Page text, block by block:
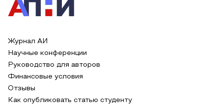
Журнал АИ
Научные конференции
Руководство для авторов
Финансовые условия
Отзывы
Как опубликовать статью студенту